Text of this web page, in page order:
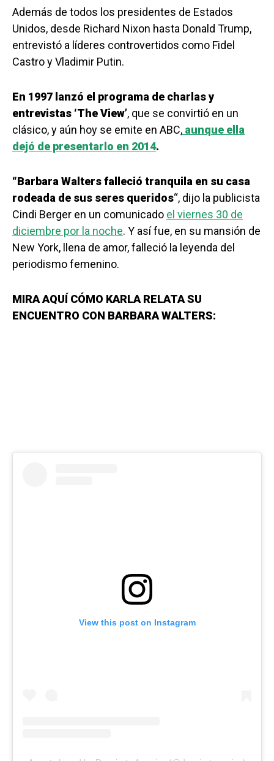
Además de todos los presidentes de Estados
Unidos, desde Richard Nixon hasta Donald Trump,
entrevistó a líderes controvertidos como Fidel
Castro y Vladimir Putin.
En 1997 lanzó el programa de charlas y
entrevistas ‘The View’, que se convirtió en un
clásico, y aún hoy se emite en ABC, aunque ella
dejó de presentarlo en 2014.
“Barbara Walters falleció tranquila en su casa
rodeada de sus seres queridos“, dijo la publicista
Cindi Berger en un comunicado el viernes 30 de
diciembre por la noche. Y así fue, en su mansión de
New York, llena de amor, falleció la leyenda del
periodismo femenino.
MIRA AQUÍ CÓMO KARLA RELATA SU
ENCUENTRO CON BARBARA WALTERS:
View this post on Instagram